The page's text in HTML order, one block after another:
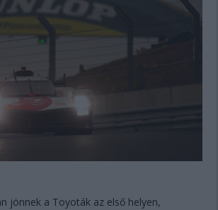
jönnek a Toyoták az első helyen,